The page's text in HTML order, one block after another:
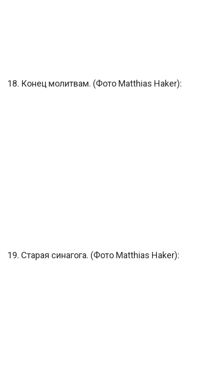
18. Конец молитвам. (Фото Matthias Haker):
19. Старая синагога. (Фото Matthias Haker):